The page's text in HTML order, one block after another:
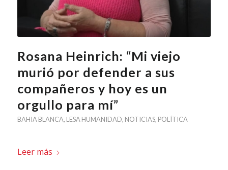
Rosana Heinrich: “Mi viejo
murió por defender a sus
compañeros y hoy es un
orgullo para mí”
BAHIA BLANCA, LESA HUMANIDAD, NOTICIAS, POLÍTICA
Leer más